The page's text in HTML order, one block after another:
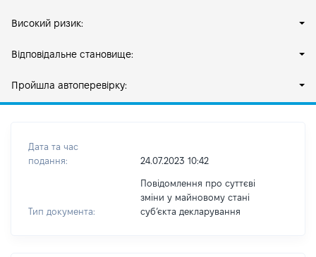
Високий ризик:
Відповідальне становище:
Пройшла автоперевірку:
Дата та час
подання:
24.07.2023 10:42
Тип документа:
Повідомлення про суттєві
зміни у майновому стані
субʼєкта декларування